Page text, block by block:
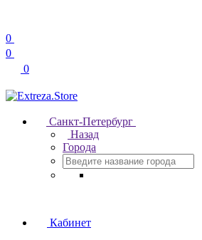
0
0
0
Санкт-Петербург
Назад
Города
Кабинет